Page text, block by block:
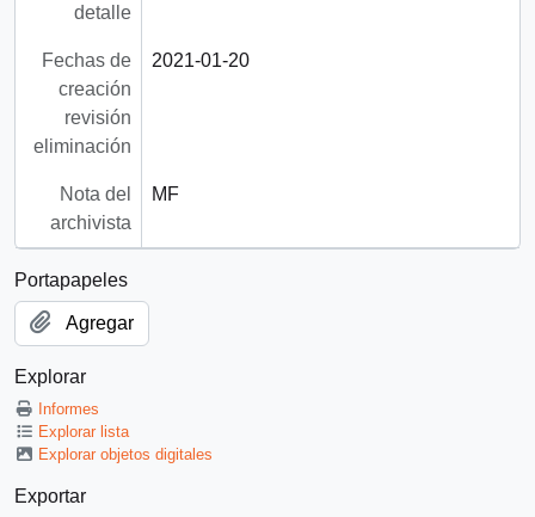
detalle
Fechas de
creación
revisión
eliminación
2021-01-20
Nota del
archivista
MF
Portapapeles
Agregar
Explorar
Informes
Explorar lista
Explorar objetos digitales
Exportar